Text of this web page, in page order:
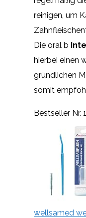
reinigen, um
Die oral b
hierbei einen
gründlichen
somit
Bestseller Nr. 1
wellsamed